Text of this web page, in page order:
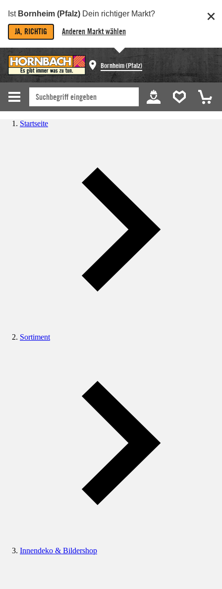
Ist Bornheim (Pfalz) Dein richtiger Markt?
JA, RICHTIG Anderen Markt wählen
Bornheim (Pfalz)
Startseite
Sortiment
Innendeko & Bildershop